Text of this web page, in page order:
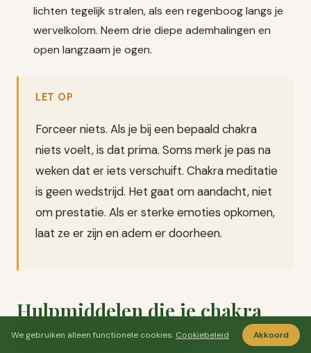
lichten tegelijk stralen, als een regenboog langs je
wervelkolom. Neem drie diepe ademhalingen en
open langzaam je ogen.
LET OP
Forceer niets. Als je bij een bepaald chakra
niets voelt, is dat prima. Soms merk je pas na
weken dat er iets verschuift. Chakra meditatie
is geen wedstrijd. Het gaat om aandacht, niet
om prestatie. Als er sterke emoties opkomen,
laat ze er zijn en adem er doorheen.
Hulpmiddelen die je chakra
meditatie verdiepen
We gebruiken alleen functionele cookies. Cookiebeleid Akkoord